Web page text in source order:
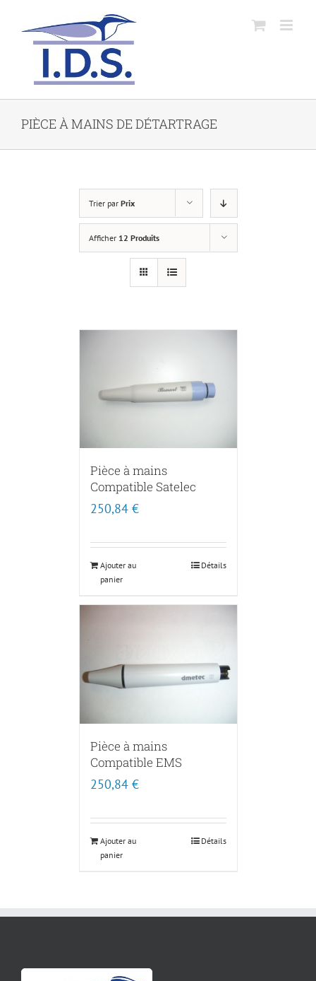
PIÈCE À MAINS DE DÉTARTRAGE
Trier par Prix
Afficher 12 Produits
Pièce à mains
Compatible Satelec
250,84 €
Ajouter au
panier
Détails
Pièce à mains
Compatible EMS
250,84 €
Ajouter au
panier
Détails